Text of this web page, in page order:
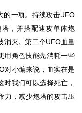
的一项。持续攻击UFO
，并搭配速攻单体炮
消灭。第二个UFO血量
用角色技能先消耗一些
对小编来说，血实在是
我们可以选择死亡，
力，减少炮塔的攻击压